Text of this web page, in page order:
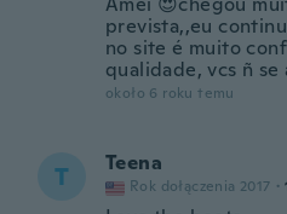
prevista,,eu
no site é muito
qualidade, vcs ñ
około 6 roku temu
T Teena
Rok dołączenia 2017 ·